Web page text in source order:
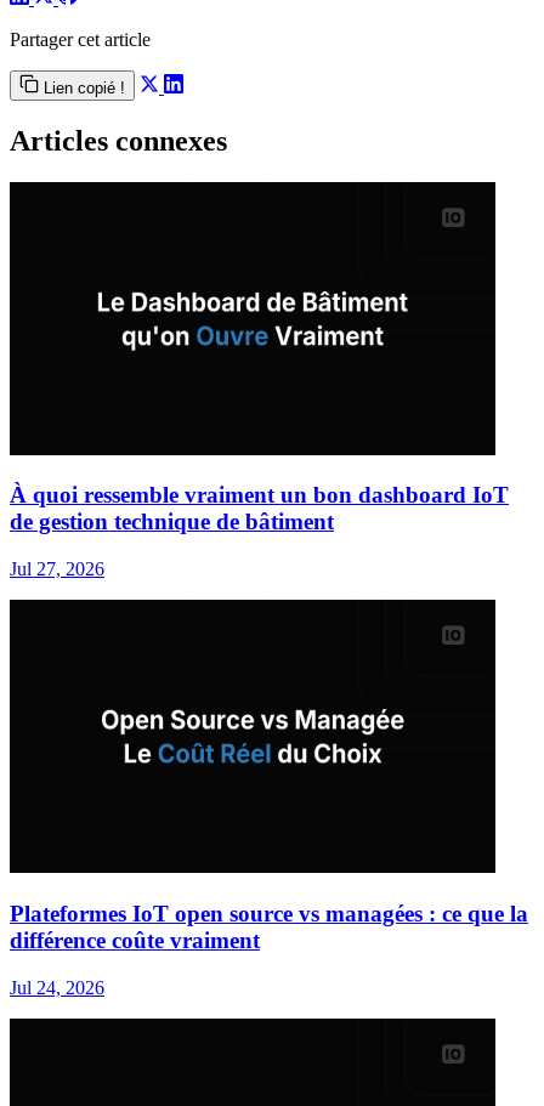
Partager cet article
Lien copié !
Articles connexes
À quoi ressemble vraiment un bon dashboard IoT
de gestion technique de bâtiment
Jul 27, 2026
Plateformes IoT open source vs managées : ce que la
différence coûte vraiment
Jul 24, 2026